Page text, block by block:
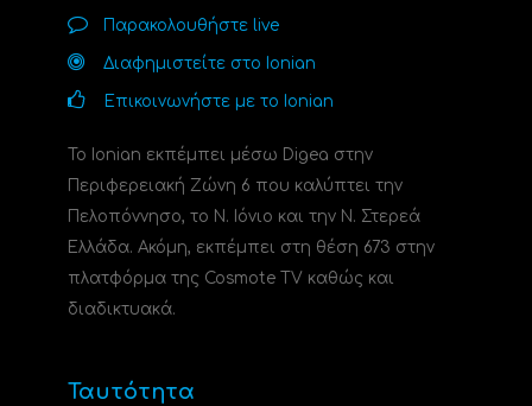
Παρακολουθήστε live
Διαφημιστείτε στο Ionian
Επικοινωνήστε με το Ionian
Το Ionian εκπέμπει μέσω Digea στην
Περιφερειακή Ζώνη 6 που καλύπτει την
Πελοπόννησο, το N. Ιόνιο και την Ν. Στερεά
Ελλάδα. Ακόμη, εκπέμπει στη θέση 673 στην
πλατφόρμα της Cosmote TV καθώς και
διαδικτυακά.
Ταυτότητα